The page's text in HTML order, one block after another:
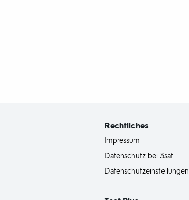
Rechtliches
Impressum
Datenschutz bei 3sat
Datenschutzeinstellungen